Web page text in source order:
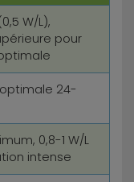
W/L),
pour
24-
0,8-1 W/L
intense